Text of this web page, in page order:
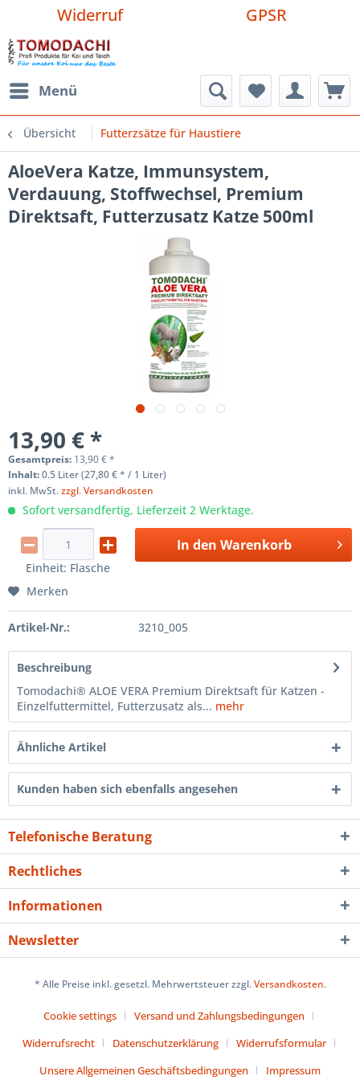
Widerruf GPSR
Menü
Übersicht Futterzsätze für Haustiere
AloeVera Katze, Immunsystem,
Verdauung, Stoffwechsel, Premium
Direktsaft, Futterzusatz Katze 500ml
13,90 € *
Gesamtpreis: 13,90€*
Inhalt:0.5 Liter (27,80 € * / 1 Liter)
inkl. MwSt.zzgl. Versandkosten
Sofort versandfertig, Lieferzeit 2 Werktage.
Einheit: Flasche
In den Warenkorb
Merken
Artikel-Nr.: 3210_005
Beschreibung
Tomodachi® ALOE VERA Premium Direktsaft für Katzen -
Einzelfuttermittel, Futterzusatz als... mehr
Ähnliche Artikel
Kunden haben sich ebenfalls angesehen
Telefonische Beratung
Rechtliches
Informationen
Newsletter
* Alle Preise inkl. gesetzl. Mehrwertsteuer zzgl.Versandkosten.
Cookie settings
Versand und Zahlungsbedingungen
Widerrufsrecht
Datenschutzerklärung
Widerrufsformular
Unsere Allgemeinen Geschäftsbedingungen
Impressum